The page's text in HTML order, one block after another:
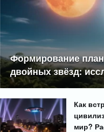
Формирование
двойных звёзд:
Как
мир?